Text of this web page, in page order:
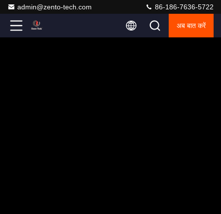
admin@zento-tech.com 86-186-7636-5722
अब बात करें